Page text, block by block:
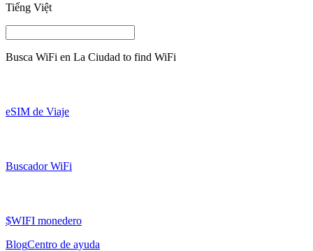
Tiếng Việt
Busca WiFi en La Ciudad to find WiFi
eSIM de Viaje
Buscador WiFi
$WIFI monedero
BlogCentro de ayuda